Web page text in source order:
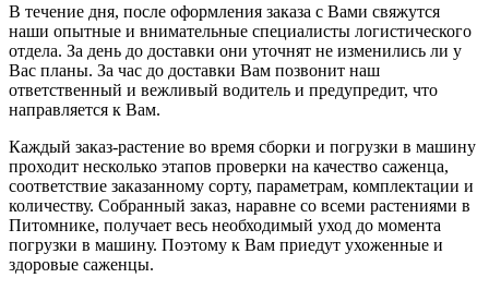
В течение дня, после оформления заказа с Вами свяжутся
наши опытные и внимательные специалисты логистического
отдела. За день до доставки они уточнят не изменились ли у
Вас планы. За час до доставки Вам позвонит наш
ответственный и вежливый водитель и предупредит, что
направляется к Вам.
Каждый заказ-растение во время сборки и погрузки в машину
проходит несколько этапов проверки на качество саженца,
соответствие заказанному сорту, параметрам, комплектации и
количеству. Собранный заказ, наравне со всеми растениями в
Питомнике, получает весь необходимый уход до момента
погрузки в машину. Поэтому к Вам приедут ухоженные и
здоровые саженцы.